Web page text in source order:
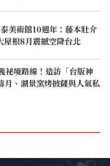
美術館10週年：藤本壯介
屋根8月震撼空降台北
祕境路線！造訪「台版神
月、湖景窯烤披薩與人氣私